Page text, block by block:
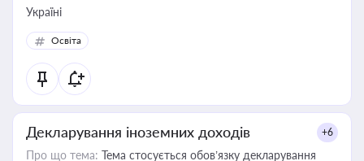
Україні
Освіта
Декларування іноземних доходів +6
Про що тема: Тема стосується обов’язку декларування